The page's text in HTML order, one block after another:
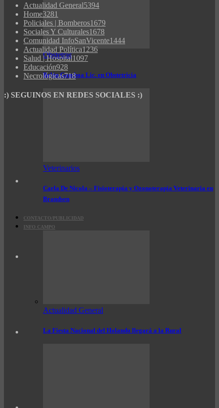
Obstetras
Belén Gamboa Lic. en Obstetricia
Veterinarios
Carla De Nicola – Fisioterapia y Ozonoterapia Veterinaria en
Brandsen
CONTACTO/PUBLICIDAD
INFO CAMPO
Actualidad General
La Fiesta Nacional del Holando llegará a la Rural
Actualidad General5394
Home3281
Policiales | Bomberos1679
Sociales Y Culturales1678
Comunidad InfoSanVicente1444
Actualidad Política1236
Salud | Hospital1097
Educación928
Necrológicas718
:) SEGUINOS EN REDES SOCIALES :)